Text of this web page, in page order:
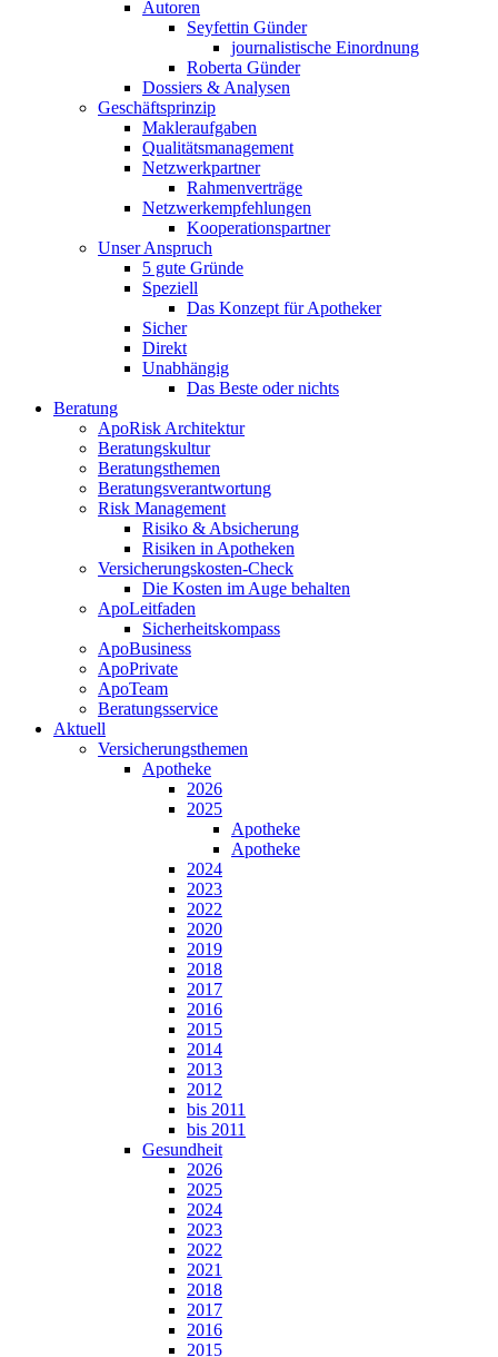
Autoren
Seyfettin Günder
journalistische Einordnung
Roberta Günder
Dossiers & Analysen
Geschäftsprinzip
Makleraufgaben
Qualitätsmanagement
Netzwerkpartner
Rahmenverträge
Netzwerkempfehlungen
Kooperationspartner
Unser Anspruch
5 gute Gründe
Speziell
Das Konzept für Apotheker
Sicher
Direkt
Unabhängig
Das Beste oder nichts
Beratung
ApoRisk Architektur
Beratungskultur
Beratungsthemen
Beratungsverantwortung
Risk Management
Risiko & Absicherung
Risiken in Apotheken
Versicherungskosten-Check
Die Kosten im Auge behalten
ApoLeitfaden
Sicherheitskompass
ApoBusiness
ApoPrivate
ApoTeam
Beratungsservice
Aktuell
Versicherungsthemen
Apotheke
2026
2025
Apotheke
Apotheke
2024
2023
2022
2020
2019
2018
2017
2016
2015
2014
2013
2012
bis 2011
bis 2011
Gesundheit
2026
2025
2024
2023
2022
2021
2018
2017
2016
2015